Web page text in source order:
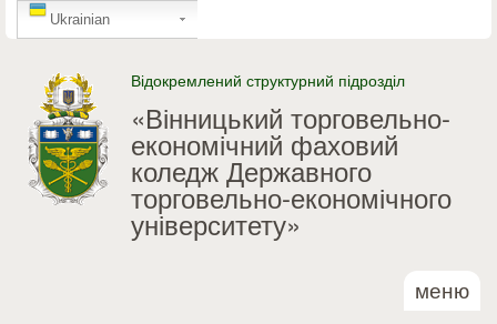
Перейти до основного
GTranslate
Ukrainian
Відокремлений структурний підрозділ
«Вінницький торговельно-
економічний фаховий
коледж Державного
торговельно-економічного
університету»
меню